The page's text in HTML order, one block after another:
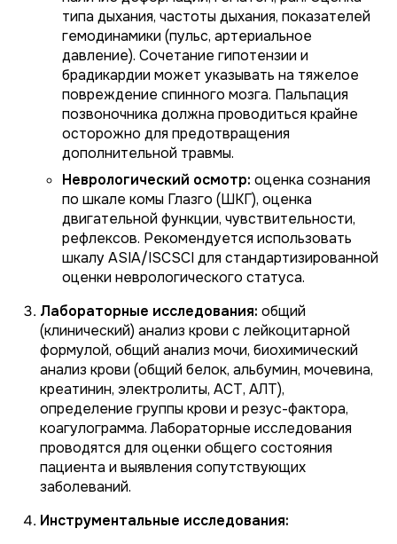
типа дыхания, частоты дыхания, показателей
гемодинамики (пульс, артериальное
давление). Сочетание гипотензии и
брадикардии может указывать на тяжелое
повреждение спинного мозга. Пальпация
позвоночника должна проводиться крайне
осторожно для предотвращения
дополнительной травмы.
Неврологический осмотр: оценка сознания
по шкале комы Глазго (ШКГ), оценка
двигательной функции, чувствительности,
рефлексов. Рекомендуется использовать
шкалу ASIA/ISCSCI для стандартизированной
оценки неврологического статуса.
Лабораторные исследования: общий
(клинический) анализ крови с лейкоцитарной
формулой, общий анализ мочи, биохимический
анализ крови (общий белок, альбумин, мочевина,
креатинин, электролиты, АСТ, АЛТ),
определение группы крови и резус-фактора,
коагулограмма. Лабораторные исследования
проводятся для оценки общего состояния
пациента и выявления сопутствующих
заболеваний.
Инструментальные исследования: